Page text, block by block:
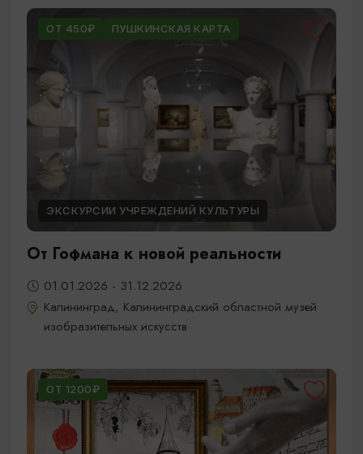
ОТ 450₽ ПУШКИНСКАЯ КАРТА
ЭКСКУРСИИ УЧРЕЖДЕНИЙ КУЛЬТУРЫ
От Гофмана к новой реальности
01.01.2026 - 31.12.2026
Калининград, Калининградский областной музей
изобразительных искусств
ОТ 1200₽